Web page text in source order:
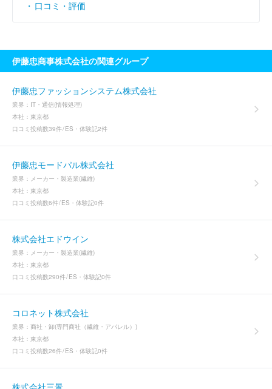
口コミ・評価
伊藤忠商事株式会社の関連グループ
伊藤忠ファッションシステム株式会社
業界： IT・通信(情報処理)
本社： 東京都
口コミ投稿数39件 ES・体験記2件
伊藤忠モードパル株式会社
業界： メーカー・製造業(繊維)
本社： 東京都
口コミ投稿数6件 ES・体験記0件
株式会社エドウイン
業界： メーカー・製造業(繊維)
本社： 東京都
口コミ投稿数290件 ES・体験記0件
コロネット株式会社
業界： 商社・卸(専門商社（繊維・アパレル）)
本社： 東京都
口コミ投稿数26件 ES・体験記0件